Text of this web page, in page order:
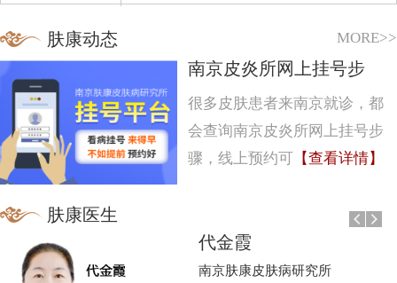
肤康动态 MORE>>
南京皮炎所网上挂号步
很多皮肤患者来南京就诊，都
会查询南京皮炎所网上挂号步
骤，线上预约可 【查看详情】
代金霞
南京肤康皮肤病研究所
肤康医生